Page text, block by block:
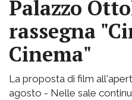
Palazzo
rassegna
Cinema"
La proposta di film
agosto - Nelle sale